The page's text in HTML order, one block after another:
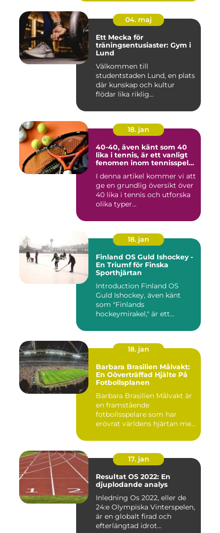
04. maj
Ett Mecka för
träningsentusiaster: Gym i
Lund
Välkommen till
studentstaden Lund, en plats
där kunskap och kultur
flödar lika riklig...
18. jan
40-40, även känt som 40
lika i tennis, är ett vanligt
fenomen inom tennisspelet
spännande och
frustrerande för spelare
och fans
I denna artikel kommer vi att
ge en grundlig översikt över
40 lika i tennis och utforska
olika typer...
18. jan
Finland OS Guld Ishockey -
En Triumf för Finska
Sporthjärtan
Introduction Finland OS
Guld Ishockey, även känt
som "Finlands
hockeymirakel," är ett
18. jan
Barbara Brasilien Målvakt:
En Oöverträffad Hjälte På
Fotbollsplanen
Barbara Brasilien Målvakt är
en framstående
fotbollsspelare som har
erövrat världens hjärtan med
17. jan
Resultat OS 2022: En
djuplodande analys
Inledning Os 2022, eller de
24:e Olympiska Vinterspelen,
är en globalt firad och
efterlängtad idrot...